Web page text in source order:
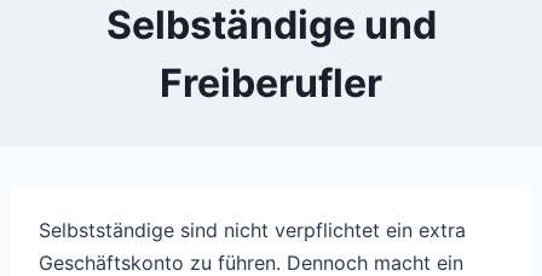
Selbständige und
Freiberufler
Selbstständige sind nicht verpflichtet ein extra
Geschäftskonto zu führen. Dennoch macht ein